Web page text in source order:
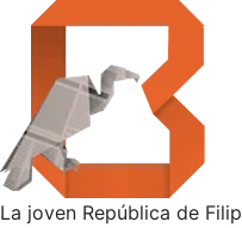
La joven República de